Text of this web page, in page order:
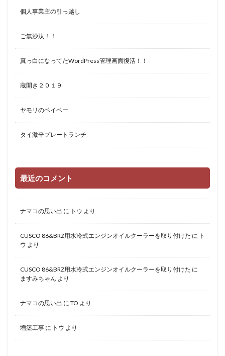
個人事業主の引っ越し
ご無沙汰！！
真っ白になってたWordPress管理画面復活！！
蔵開き２０１９
ヤモリのベイベー
タイ激辛プレートランチ
最近のコメント
ナマコの思い出 に トウ より
CUSCO 86&BRZ用水冷式エンジンオイルクーラーを取り付けた に ト
ウ より
CUSCO 86&BRZ用水冷式エンジンオイルクーラーを取り付けた に
ますみちゃん より
ナマコの思い出 に TO より
増築工事 に トウ より